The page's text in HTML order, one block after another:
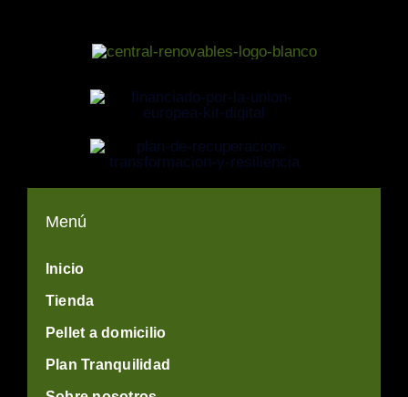
Menú
Inicio
Tienda
Pellet a domicilio
Plan Tranquilidad